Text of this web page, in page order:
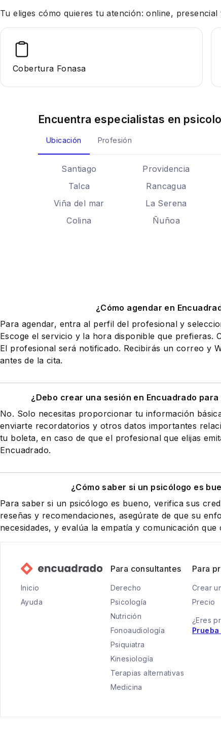
Tu eliges cómo quieres tu atención: online,
Cobertura Fonasa
Encuentra especialistas en
Ubicación Profesión
Santiago Providencia
Talca
Rancagua
Viña del mar
La Serena
Colina
Ñuñoa
¿Cómo agendar en
Para agendar, entra al perfil del profesional y
Escoge el servicio y la hora disponible que prefieras.
El profesional será notificado. Recibirás un correo y
antes de la cita.
¿Debo crear una sesión en Encuadrado
No. Solo necesitas proporcionar tu información
enviarte recordatorios y otros datos importantes
tu boleta, en caso de que el profesional que elijas
Encuadrado.
¿Cómo saber si un psicólogo es
Para saber si un psicólogo es bueno, verifica sus
reseñas y recomendaciones, asegúrate de que su
necesidades, y evalúa la empatía y comunicación que
Inicio
Ayuda
Para consultantes
Derecho
Psicología
Nutrición
Fonoaudiología
Psiquiatra
Kinesiología
Terapias alternativas
Medicina
Para
Crear
Precio
¿Eres